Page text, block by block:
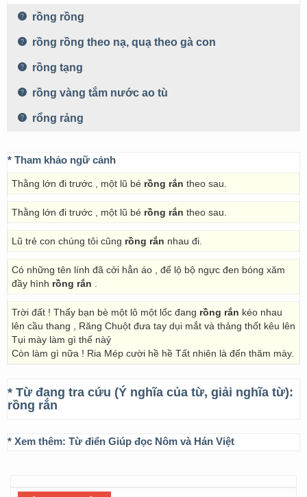
rồng rồng
rồng rồng theo nạ, quạ theo gà con
rồng tạng
rồng vàng tắm nước ao tù
rổng rảng
* Tham khảo ngữ cảnh
Thằng lớn đi trước , một lũ bé rồng rắn theo sau.
Thằng lớn đi trước , một lũ bé rồng rắn theo sau.
Lũ trẻ con chúng tôi cũng rồng rắn nhau đi.
Có những tên lính đã cởi hẳn áo , để lộ bộ ngực đen bóng xăm
đầy hình rồng rắn
Trời đất ! Thấy bạn bè một lô một lốc đang rồng rắn kéo nhau
lên cầu thang , Răng Chuột đưa tay dụi mắt và thảng thốt kêu lên
Tụi mày làm gì thế nàỷ
Còn làm gì nữa ! Ria Mép cười hề hề Tất nhiên là đến thăm mày.
* Từ đang tra cứu (Ý nghĩa của từ, giải nghĩa từ):
rồng rắn
* Xem thêm: Từ điển Giúp đọc Nôm và Hán Việt